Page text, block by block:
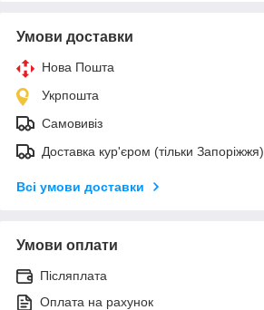
Умови доставки
Нова Пошта
Укрпошта
Самовивіз
Доставка кур'єром (тільки Запоріжжя)
Всі умови доставки
Умови оплати
Післяплата
Оплата на рахунок